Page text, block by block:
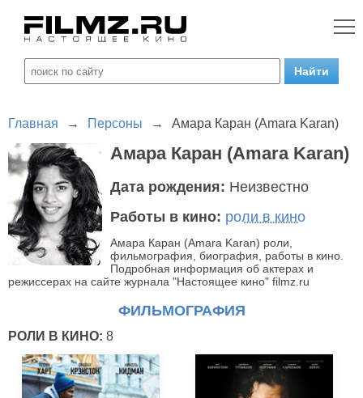
Главная → Персоны → Амара Каран (Amara Karan)
Амара Каран (Amara Karan)
Дата рождения: Неизвестно
Работы в кино: роли в кино
Амара Каран (Amara Karan) роли,
фильмография, биография, работы в кино.
Подробная информация об актерах и
режиссерах на сайте журнала "Настоящее кино" filmz.ru
ФИЛЬМОГРАФИЯ
РОЛИ В КИНО: 8